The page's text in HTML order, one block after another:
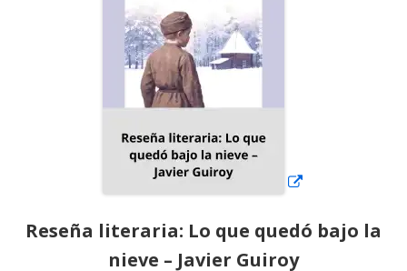
Reseña literaria: Lo que quedó bajo la
nieve – Javier Guiroy